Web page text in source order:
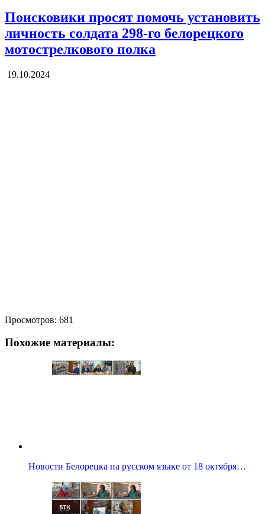
Поисковики просят помочь установить
личность солдата 298-го белорецкого
мотострелкового полка
19.10.2024
Просмотров: 681
Похожие материалы:
Новости Белорецка на русском языке от 18 октября…